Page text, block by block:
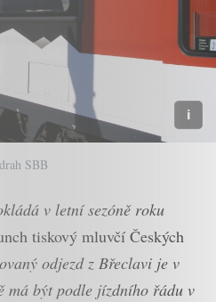
SBB
v letní sezóně roku
tiskový mluvčí Českých
odjezd z Břeclavi je v
má být podle jízdního řádu v